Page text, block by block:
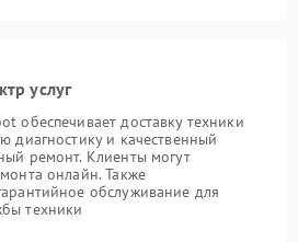
услуг
обеспечивает доставку техники
диагностику и качественный
ремонт. Клиенты могут
онлайн. Также
обслуживание для
техники